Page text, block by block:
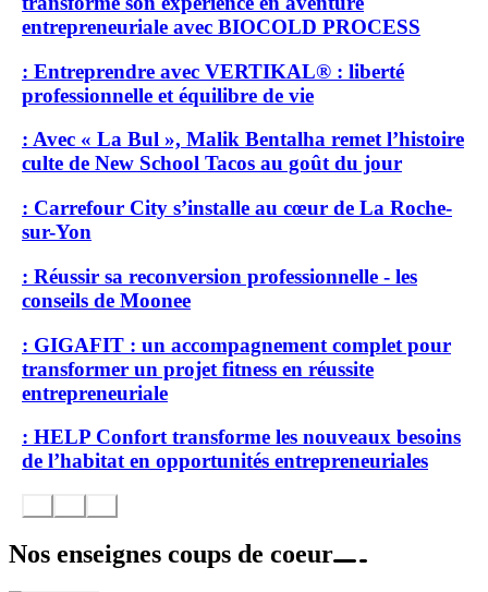
entrepreneuriale avec BIOCOLD PROCESS
: Entreprendre avec VERTIKAL® : liberté
professionnelle et équilibre de vie
: Avec « La Bul », Malik Bentalha remet l’histoire
culte de New School Tacos au goût du jour
: Carrefour City s’installe au cœur de La Roche-
sur-Yon
: Réussir sa reconversion professionnelle - les
conseils de Moonee
: GIGAFIT : un accompagnement complet pour
transformer un projet fitness en réussite
entrepreneuriale
: HELP Confort transforme les nouveaux besoins
de l’habitat en opportunités entrepreneuriales
Nos enseignes coups de coeur